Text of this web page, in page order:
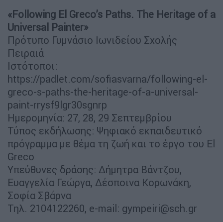
«Following El Greco’s Paths. The Heritage of a
Universal Painter»
Πρότυπο Γυμνάσιο Ιωνιδείου Σχολής
Πειραιά
Ιστότοποι:
https://padlet.com/sofiasvarna/following-el-
greco-s-paths-the-heritage-of-a-universal-
paint-rrysf9lgr30sgnrp
Ημερομηνία: 27, 28, 29 Σεπτεμβρίου
Τύπος εκδήλωσης: Ψηφιακό εκπαιδευτικό
πρόγραμμα με θέμα τη ζωή και το έργο του El
Greco
Υπεύθυνες δράσης: Δήμητρα Βάντζου,
Ευαγγελία Γεώργα, Δέσποινα Κορωνάκη,
Σοφία Σβάρνα
Τηλ. 2104122260, e-mail: gympeiri@sch.gr